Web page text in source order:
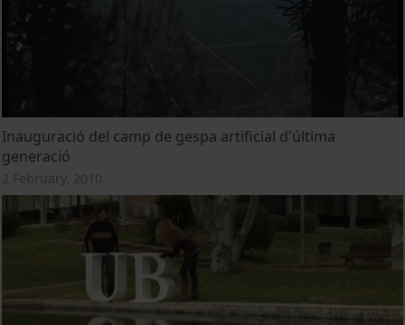
Inauguració del camp de gespa artificial d'última
generació
2 February, 2010